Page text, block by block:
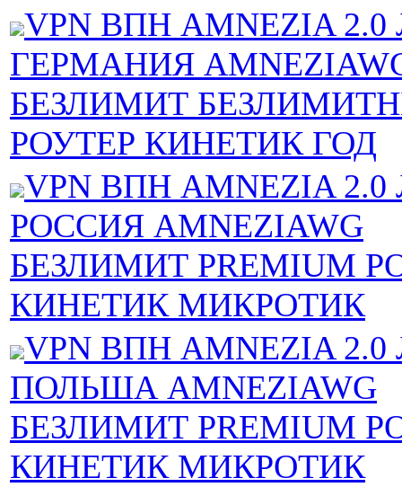
VPN ВПН AMNEZIA
ГЕРМАНИЯ
БЕЗЛИМИТ
РОУТЕР КИНЕТИК ГОД
VPN ВПН AMNEZIA
РОССИЯ AMNEZIAWG
БЕЗЛИМИТ PREMIUM
КИНЕТИК МИКРОТИК
VPN ВПН AMNEZIA
ПОЛЬША AMNEZIAWG
БЕЗЛИМИТ PREMIUM
КИНЕТИК МИКРОТИК